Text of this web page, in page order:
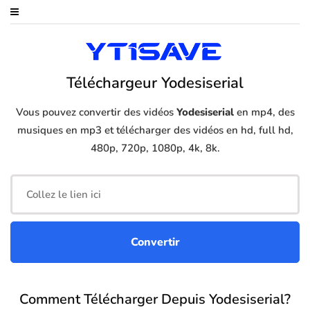
Téléchargeur Yodesiserial
Vous pouvez convertir des vidéos Yodesiserialen mp4, des
musiques en mp3 et télécharger des vidéos en hd, full hd,
480p, 720p, 1080p, 4k, 8k.
Comment Télécharger Depuis Yodesiserial?